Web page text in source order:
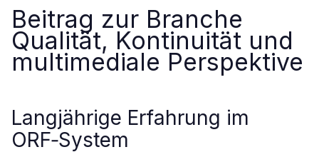
Beitrag zur Branche
Qualität, Kontinuität und
multimediale Perspektive
Langjährige Erfahrung im
ORF‑System